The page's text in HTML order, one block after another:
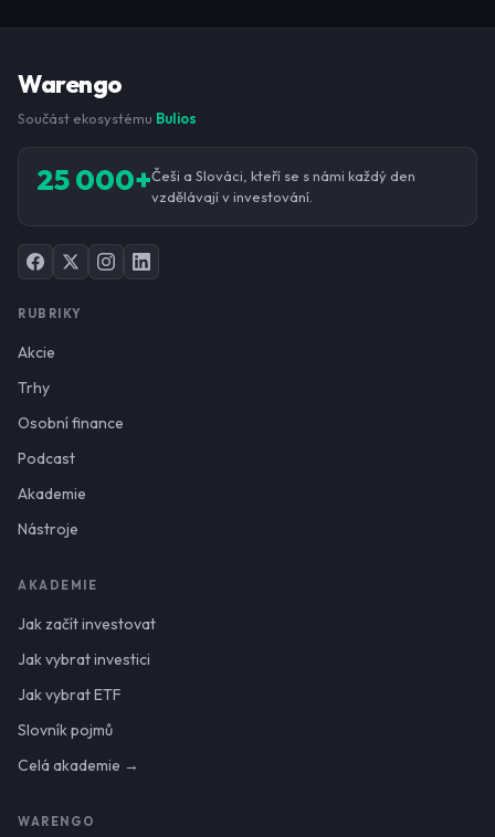
Warengo
Součást ekosystému Bulios
25 000+Češi a Slováci, kteří se s námi každý den
vzdělávají v investování.
RUBRIKY
Akcie
Trhy
Osobní finance
Podcast
Akademie
Nástroje
AKADEMIE
Jak začít investovat
Jak vybrat investici
Jak vybrat ETF
Slovník pojmů
Celá akademie →
WARENGO